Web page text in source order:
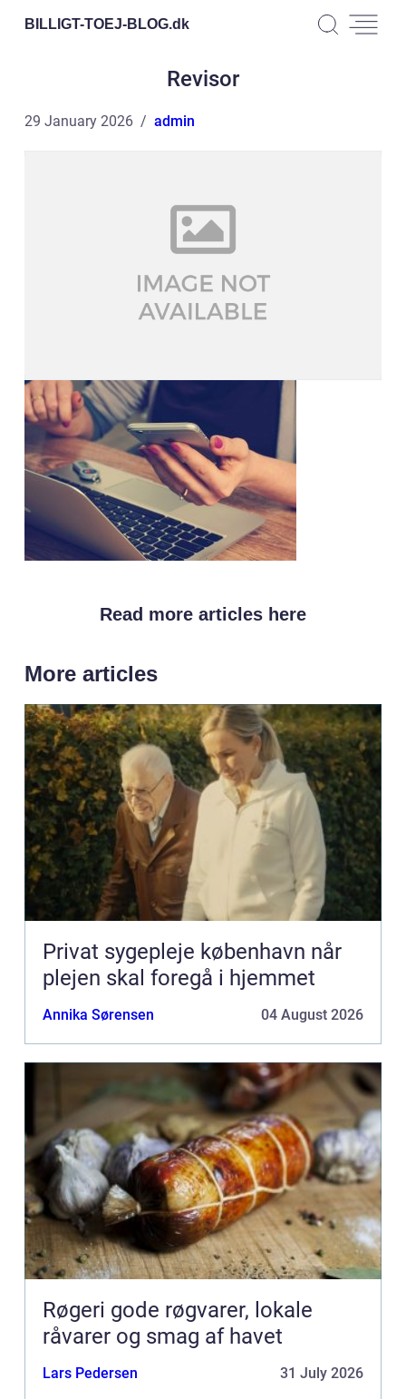
BILLIGT-TOEJ-BLOG.dk
Revisor
29 January 2026 admin
Read more articles here
More articles
Privat sygepleje københavn når
plejen skal foregå i hjemmet
Annika Sørensen 04 August 2026
Røgeri gode røgvarer, lokale
råvarer og smag af havet
Lars Pedersen 31 July 2026